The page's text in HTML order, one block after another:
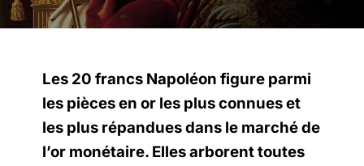
Les 20 francs Napoléon figure parmi
les pièces en or les plus connues et
les plus répandues dans le marché de
l’or monétaire. Elles arborent toutes